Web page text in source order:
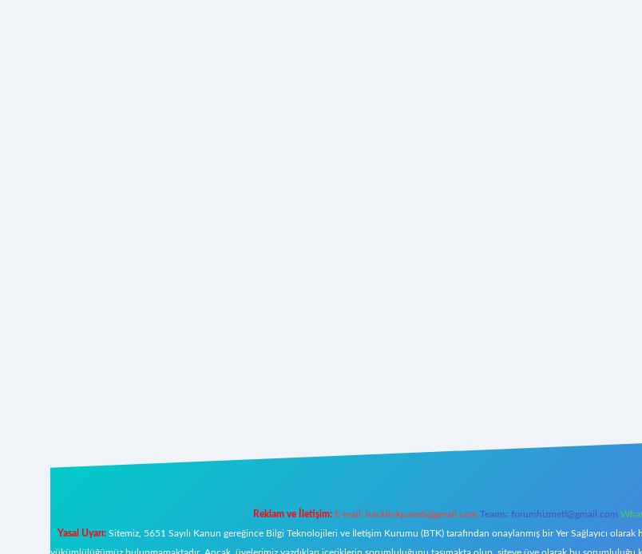
Reklam ve İletişim: E-mail: backlinkpaneli@gmail.com Teams: forumhizmeti@gmail.com
Yasal Uyarı:Sitemiz, 5651 Sayılı Kanun gereğince Bilgi Teknolojileri ve İletişim Kurumu (BTK) tarafından onaylanmış bir Yer Sağlayıcı